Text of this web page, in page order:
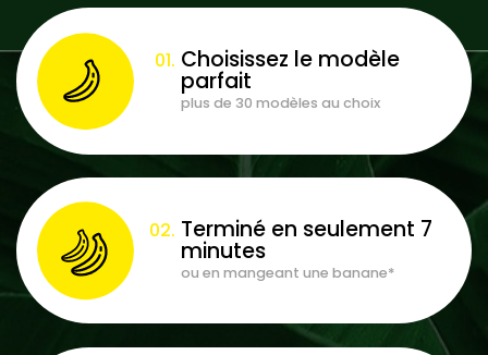
Choisissez le modèle
parfait
plus de 30 modèles au choix
Terminé en seulement 7
minutes
ou en mangeant une banane*